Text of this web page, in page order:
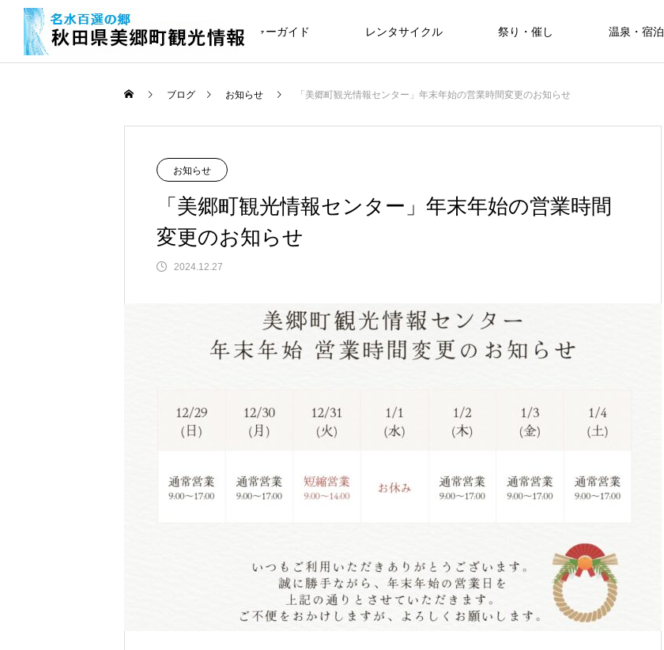
観光のご案内 ネイチャーガイド レンタサイクル 祭り・催し 温泉・宿泊
ブログ お知らせ 「美郷町観光情報センター」年末年始の営業時間変更のお知らせ
お知らせ
「美郷町観光情報センター」年末年始の営業時間
変更のお知らせ
2024.12.27